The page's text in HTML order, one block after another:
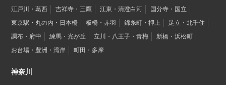
江戸川・葛西
吉祥寺・三鷹 江東・清澄白河
国分寺・国立
東京駅・丸の内・日本橋
板橋・赤羽 錦糸町・押上
足立・北千住
調布・府中
練馬・光が丘 立川・八王子・青梅
新橋・浜松町
お台場・豊洲・湾岸
町田・多摩
神奈川